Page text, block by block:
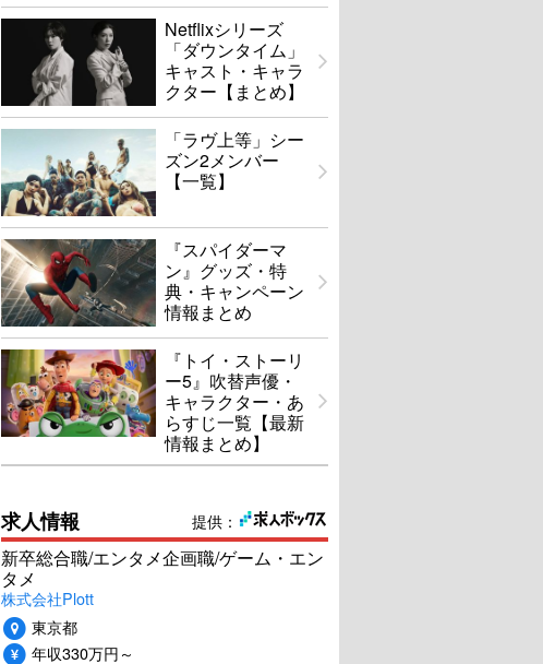
Netflixシリーズ
「ダウンタイム」
キャスト・キャラ
クター【まとめ】
「ラヴ上等」シー
ズン2メンバー
【一覧】
『スパイダーマ
ン』グッズ・特
典・キャンペーン
情報まとめ
『トイ・ストーリ
ー5』吹替声優・
キャラクター・あ
らすじ一覧【最新
情報まとめ】
提供：
求人情報
新卒総合職/エンタメ企画職/ゲーム・エン
タメ
株式会社Plott
東京都
年収330万円～